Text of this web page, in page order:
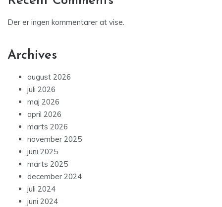
Der er ingen kommentarer at vise.
Archives
august 2026
juli 2026
maj 2026
april 2026
marts 2026
november 2025
juni 2025
marts 2025
december 2024
juli 2024
juni 2024